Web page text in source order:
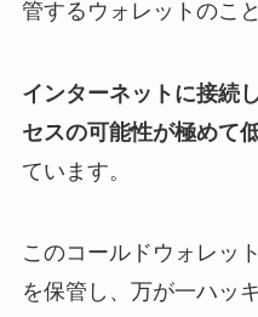
管するウォレットのこと
インターネットに接続
セスの可能性が極めて
ています。
このコールドウォレッ
を保管し、万が一ハッ